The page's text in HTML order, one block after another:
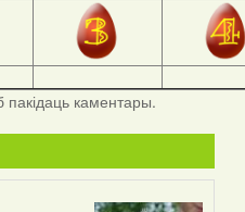
пакідаць каментары.